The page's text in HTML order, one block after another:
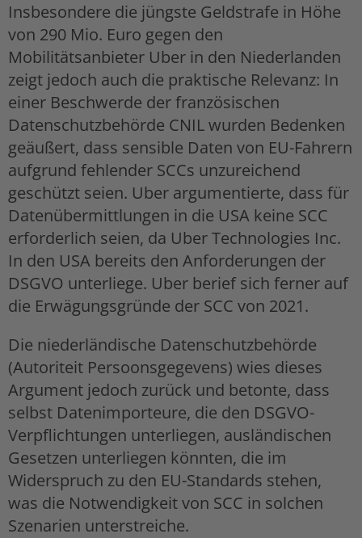
Insbesondere die jüngste Geldstrafe in Höhe
von 290 Mio. Euro gegen den
Mobilitätsanbieter Uber in den Niederlanden
zeigt jedoch auch die praktische Relevanz: In
einer Beschwerde der französischen
Datenschutzbehörde CNIL wurden Bedenken
geäußert, dass sensible Daten von EU-Fahrern
aufgrund fehlender SCCs unzureichend
geschützt seien. Uber argumentierte, dass für
Datenübermittlungen in die USA keine SCC
erforderlich seien, da Uber Technologies Inc.
In den USA bereits den Anforderungen der
DSGVO unterliege. Uber berief sich ferner auf
die Erwägungsgründe der SCC von 2021.
Die niederländische Datenschutzbehörde
(Autoriteit Persoonsgegevens) wies dieses
Argument jedoch zurück und betonte, dass
selbst Datenimporteure, die den DSGVO-
Verpflichtungen unterliegen, ausländischen
Gesetzen unterliegen könnten, die im
Widerspruch zu den EU-Standards stehen,
was die Notwendigkeit von SCC in solchen
Szenarien unterstreiche.